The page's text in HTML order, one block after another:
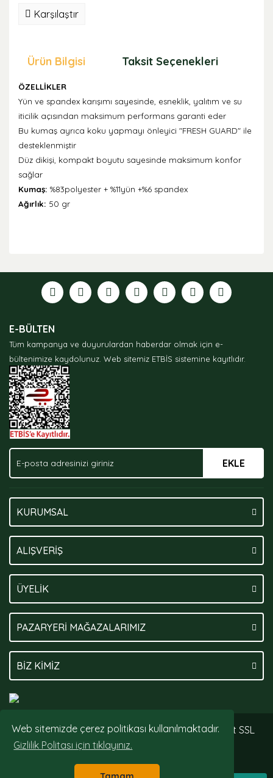
Web sitemizde çerez politikası kullanılmaktadır.
Gizlilik Politası için tıklayınız.
Karşılaştır
Ürün Bilgisi Taksit Seçenekleri
ÖZELLİKLER
Yün ve spandex karışımı sayesinde, esneklik, yalıtım ve su
iticilik açısından maksimum performans garanti eder
Bu kumaş ayrıca koku yapmayı önleyici "FRESH GUARD" ile
desteklenmiştir
Düz dikişi, kompakt boyutu sayesinde maksimum konfor
sağlar
Kumaş: %83polyester + %11yün +%6 spandex
Ağırlık: 50 gr
formunu kullanarak tarafımıza iletebilirsiniz.
Görüş ve önerileriniz için teşekkür ederiz.
Ürün açıklamasında eksik bilgiler bulunuyor.
Ürün bilgilerinde hatalar bulunuyor.
Ürün fiyatı diğer sitelerden daha pahalı.
Bu ürüne benzer farklı alternatifler olmalı.
E-BÜLTEN
Tüm kampanya ve duyurulardan haberdar olmak için e-
bültenimize kaydolunuz. Web sitemiz ETBİS sistemine kayıtlıdır.
EKLE
KURUMSAL
ALIŞVERİŞ
ÜYELİK
PAZARYERİ MAĞAZALARIMIZ
BİZ KİMİZ
© Tüm hakları saklıdır. Kredi kartı bilgileriniz 256bit SSL
sertifikası ile korunmaktadır.